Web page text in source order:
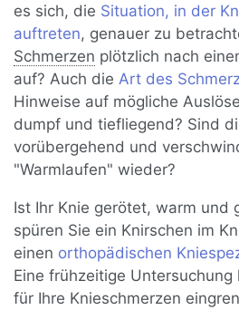
es sich, die Situation, in der
auftreten, genauer zu
Schmerzen plötzlich nach
auf? Auch die Art des
Hinweise auf mögliche
dumpf und tiefliegend? Sind
vorübergehend und
"Warmlaufen" wieder?
Ist Ihr Knie gerötet, warm und
spüren Sie ein Knirschen im
einen orthopädischen
Eine frühzeitige Untersuchung
für Ihre Knieschmerzen